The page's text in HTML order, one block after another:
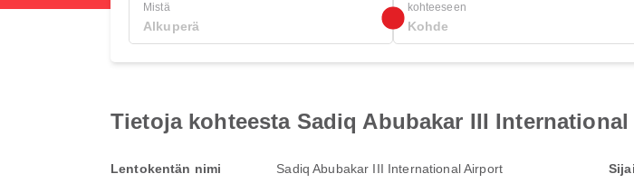
Mistä kohteeseen
Tietoja kohteesta Sadiq Abubakar III
Lentokentän nimi Sadiq Abubakar III International Airport